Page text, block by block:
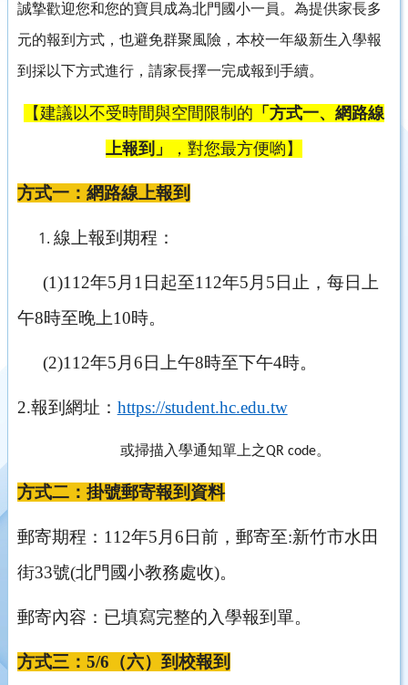
誠摯歡迎您和您的寶貝成為北門國小一員。為提供家長多
元的報到方式，也避免群聚風險，本校一年級新生入學報
到採以下方式進行，請家長擇一完成報到手續。
【建議以不受時間與空間限制的 「方式一、網路線
上報到」
，對您最方便喲】
方式一：網路線上報到
線上報到期程：
(1)112年5月1日起至112年5月5日止，每日上
午8時至晚上10時。
(2)112年5月6日上午8時至下午4時。
2.報到網址： https://student.hc.edu.tw
或掃描入學通知單上之QR code。
方式二：掛號郵寄報到資料
郵寄期程：112年5月6日前，郵寄至:新竹市水田
街33號(北門國小教務處收)。
郵寄內容：已填寫完整的入學報到單。
方式三：5/6（六）到校報到